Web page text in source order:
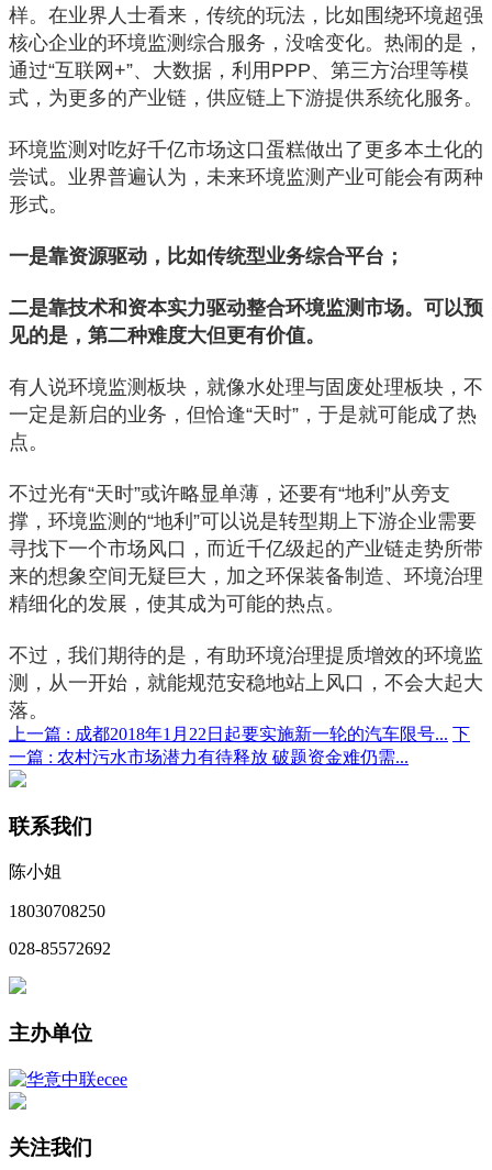
样。在业界人士看来，传统的玩法，比如围绕环境超强
核心企业的环境监测综合服务，没啥变化。热闹的是，
通过“互联网+”、大数据，利用PPP、第三方治理等模
式，为更多的产业链，供应链上下游提供系统化服务。
环境监测对吃好千亿市场这口蛋糕做出了更多本土化的
尝试。业界普遍认为，未来环境监测产业可能会有两种
形式。
一是靠资源驱动，比如传统型业务综合平台；
二是靠技术和资本实力驱动整合环境监测市场。可以预
见的是，第二种难度大但更有价值。
有人说环境监测板块，就像水处理与固废处理板块，不
一定是新启的业务，但恰逢“天时”，于是就可能成了热
点。
不过光有“天时”或许略显单薄，还要有“地利”从旁支
撑，环境监测的“地利”可以说是转型期上下游企业需要
寻找下一个市场风口，而近千亿级起的产业链走势所带
来的想象空间无疑巨大，加之环保装备制造、环境治理
精细化的发展，使其成为可能的热点。
不过，我们期待的是，有助环境治理提质增效的环境监
测，从一开始，就能规范安稳地站上风口，不会大起大
落。
上一篇 : 成都2018年1月22日起要实施新一轮的汽车限号... 下
一篇 : 农村污水市场潜力有待释放 破题资金难仍需...
联系我们
陈小姐
18030708250
028-85572692
主办单位
关注我们